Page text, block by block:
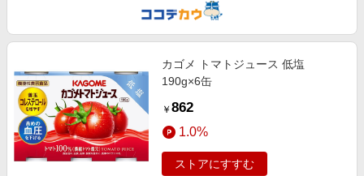
カゴメ トマトジュース 低塩
190g×6缶
￥ 862
1.0%
ストアにすすむ